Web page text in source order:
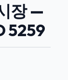
장 —
5259